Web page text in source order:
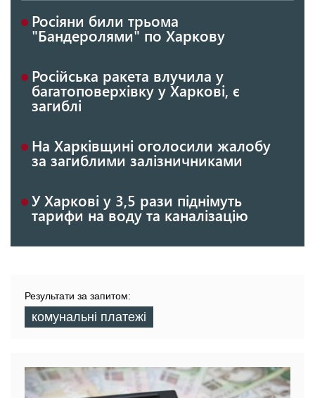
Росіяни били трьома
"Бандеролями" по Харкову
Російська ракета влучила у
багатоповерхівку у Харкові, є
загиблі
На Харківщині оголосили жалобу
за загиблими залізничниками
У Харкові у 3,5 рази піднімуть
тарифи на воду та каналізацію
Результати за запитом:
комунальні платежі